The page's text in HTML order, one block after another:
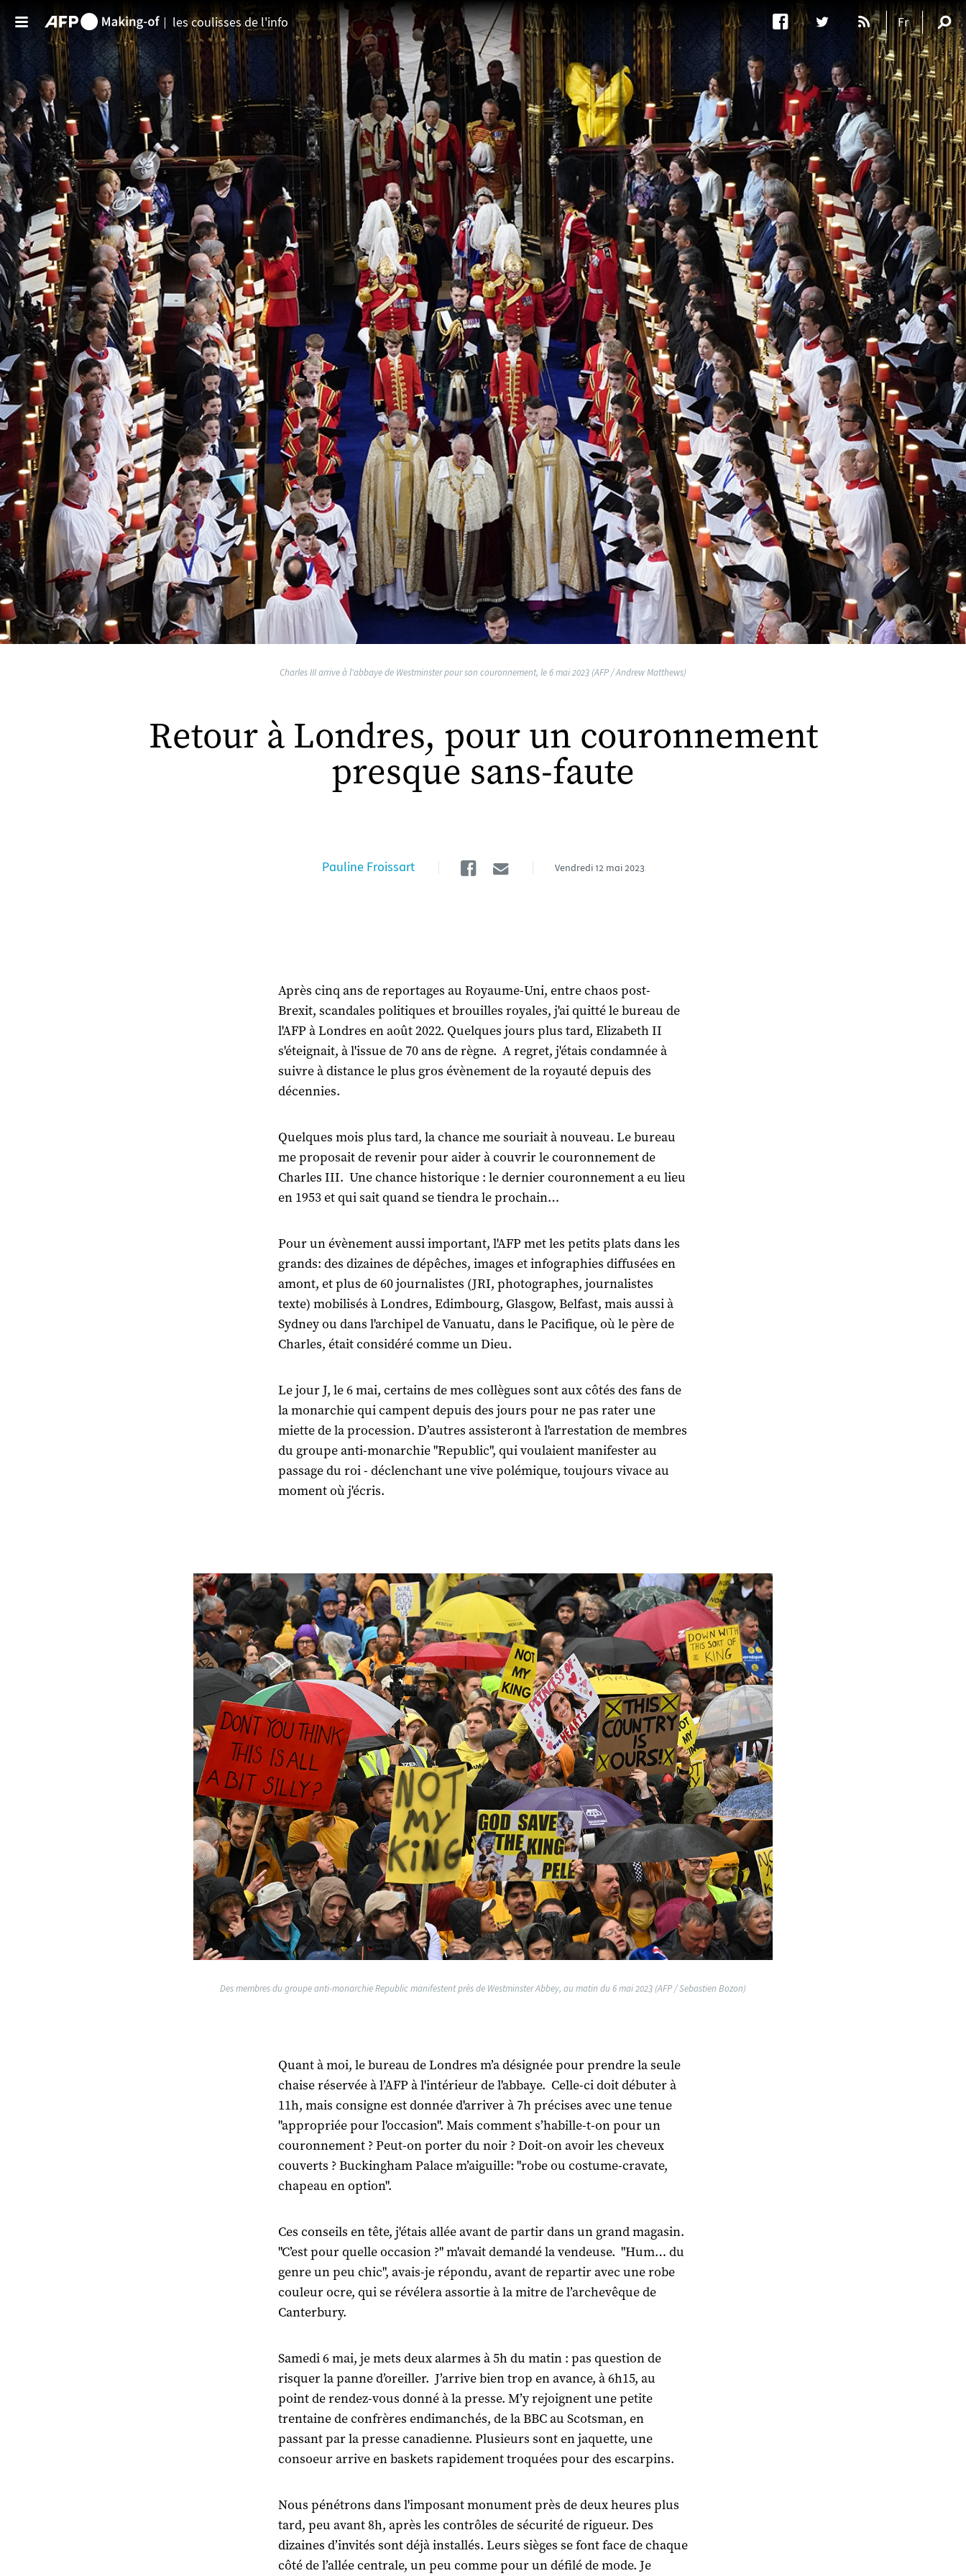
les coulisses de l'info
Charles III arrive à l'abbaye de Westminster pour son couronnement, le 6 mai 2023 (AFP / Andrew Matthews)
Retour à Londres, pour un couronnement
presque sans-faute
Pauline Froissart Facebook
EmailVendredi 12 mai 2023
Après cinq ans de reportages au Royaume-Uni, entre chaos post-
Brexit, scandales politiques et brouilles royales, j'ai quitté le bureau de
l'AFP à Londres en août 2022. Quelques jours plus tard, Elizabeth II
s'éteignait, à l'issue de 70 ans de règne. A regret, j'étais condamnée à
suivre à distance le plus gros évènement de la royauté depuis des
décennies.
Quelques mois plus tard, la chance me souriait à nouveau. Le bureau
me proposait de revenir pour aider à couvrir le couronnement de
Charles III. Une chance historique : le dernier couronnement a eu lieu
en 1953 et qui sait quand se tiendra le prochain…
Pour un évènement aussi important, l'AFP met les petits plats dans les
grands: des dizaines de dépêches, images et infographies diffusées en
amont, et plus de 60 journalistes (JRI, photographes, journalistes
texte) mobilisés à Londres, Edimbourg, Glasgow, Belfast, mais aussi à
Sydney ou dans l'archipel de Vanuatu, dans le Pacifique, où le père de
Charles, était considéré comme un Dieu.
Le jour J, le 6 mai, certains de mes collègues sont aux côtés des fans de
la monarchie qui campent depuis des jours pour ne pas rater une
miette de la procession. D’autres assisteront à l'arrestation de membres
du groupe anti-monarchie "Republic", qui voulaient manifester au
passage du roi - déclenchant une vive polémique, toujours vivace au
moment où j'écris.
Des membres du groupe anti-monarchie Republic manifestent près de Westminster Abbey, au matin du 6 mai 2023 (AFP / Sebastien Bozon)
Quant à moi, le bureau de Londres m’a désignée pour prendre la seule
chaise réservée à l’AFP à l'intérieur de l'abbaye. Celle-ci doit débuter à
11h, mais consigne est donnée d'arriver à 7h précises avec une tenue
"appropriée pour l'occasion". Mais comment s’habille-t-on pour un
couronnement ? Peut-on porter du noir ? Doit-on avoir les cheveux
couverts ? Buckingham Palace m’aiguille: "robe ou costume-cravate,
chapeau en option".
Ces conseils en tête, j'étais allée avant de partir dans un grand magasin.
"C’est pour quelle occasion ?" m'avait demandé la vendeuse. "Hum… du
genre un peu chic", avais-je répondu, avant de repartir avec une robe
couleur ocre, qui se révélera assortie à la mitre de l’archevêque de
Canterbury.
Samedi 6 mai, je mets deux alarmes à 5h du matin : pas question de
risquer la panne d’oreiller. J’arrive bien trop en avance, à 6h15, au
point de rendez-vous donné à la presse. M’y rejoignent une petite
trentaine de confrères endimanchés, de la BBC au Scotsman, en
passant par la presse canadienne. Plusieurs sont en jaquette, une
consoeur arrive en baskets rapidement troquées pour des escarpins.
Nous pénétrons dans l'imposant monument près de deux heures plus
tard, peu avant 8h, après les contrôles de sécurité de rigueur. Des
dizaines d’invités sont déjà installés. Leurs sièges se font face de chaque
côté de l’allée centrale, un peu comme pour un défilé de mode. Je